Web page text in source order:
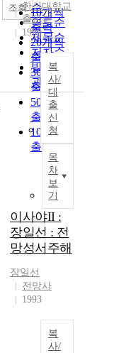
순
연도순
제목순
저자순
발행기
관순
10개씩
출력
20개씩
출력
30개씩
출력
50개씩
출력
100개씩
출력
조회한신대학교
출판부
1999
복
사/
대
출
신
청
목
차
보
기
이사야II :
장일선 : 전
망성서주해
장일선
전망사
1993
복
사/